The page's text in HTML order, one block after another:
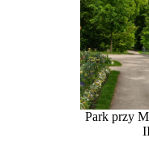
Park przy